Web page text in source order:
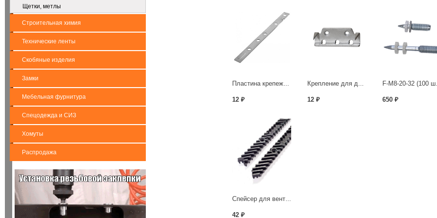
Щетки, метлы
Строительная химия
Технические ленты
Скобяные изделия
Замки
Мебельная фурнитура
Спецодежда и СИЗ
Хомуты
Распродажа
Пластина крепежная для планкена 190х15х2.0 мм
12 ₽ 12 ₽
F-M8-20-
650 ₽
Спейсер для вентиляции «500»
42 ₽